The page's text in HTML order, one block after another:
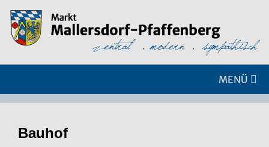
MENÜ
Bauhof